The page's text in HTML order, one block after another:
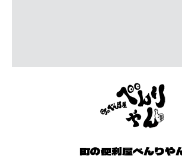
町の便利屋べんりや